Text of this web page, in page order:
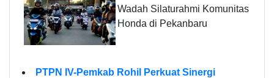
Wadah Silaturahmi Komunitas
Honda di Pekanbaru
PTPN IV-Pemkab Rohil Perkuat Sinergi